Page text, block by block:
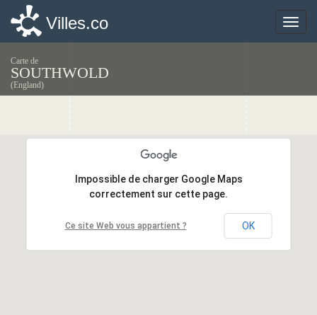
Toggle
Villes.co
Carte de
SOUTHWOLD
(England)
Impossible de charger Google Maps
correctement sur cette page.
Ce site Web vous appartient ? OK
Impossible de charger Google Maps
correctement sur cette page.
Ce site Web vous appartient ? OK
Toggle
Villes.co